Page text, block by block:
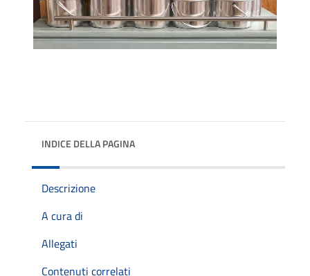
INDICE DELLA PAGINA
Descrizione
A cura di
Allegati
Contenuti correlati